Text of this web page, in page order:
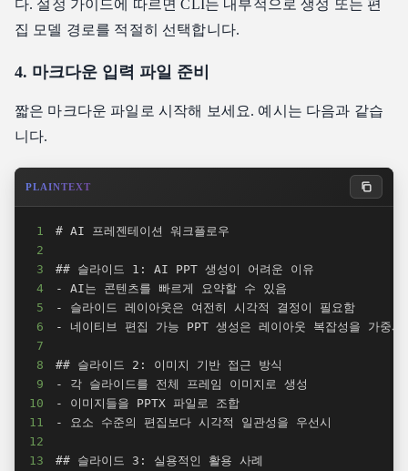
다. 설정 가이드에 따르면 CLI는 내부적으로 생성 또는 편
집 모델 경로를 적절히 선택합니다.
4. 마크다운 입력 파일 준비
짧은 마크다운 파일로 시작해 보세요. 예시는 다음과 같습
니다.
PLAINTEXT
1
2
3
4
5
6
7
8
9
10
11
12
13